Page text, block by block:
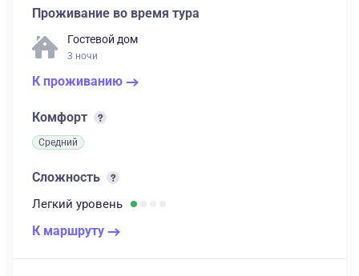
Проживание во время тура
Гостевой дом
3 ночи
К проживанию
Комфорт
Средний
Сложность
Легкий уровень
К маршруту